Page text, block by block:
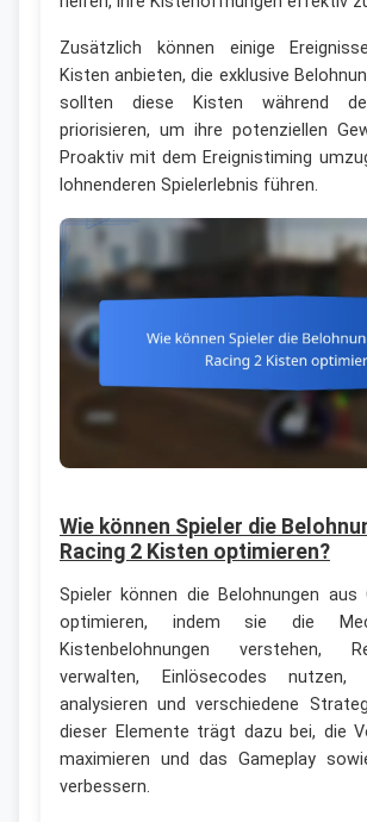
Zusätzlich können einige
Kisten anbieten, die exklusive
sollten diese Kisten während
priorisieren, um ihre potenziellen
Proaktiv mit dem Ereignistiming
lohnenderen Spielerlebnis führen.
Wie können Spieler die
Racing 2 Kisten optimieren?
Spieler können die Belohnungen aus
optimieren, indem sie die
Kistenbelohnungen verstehen,
verwalten, Einlösecodes nutzen,
analysieren und verschiedene
dieser Elemente trägt dazu bei, die
maximieren und das Gameplay
verbessern.